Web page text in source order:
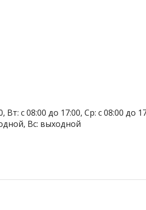
с 08:00 до 17:00, Ср: с 08:00 до
Вс: выходной